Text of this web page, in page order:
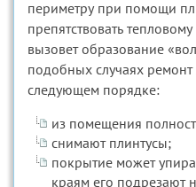
периметру при помощи
препятствовать
вызовет образование
подобных случаях
следующем порядке:
из помещения
снимают плинтусы;
покрытие может
краям его подрезают